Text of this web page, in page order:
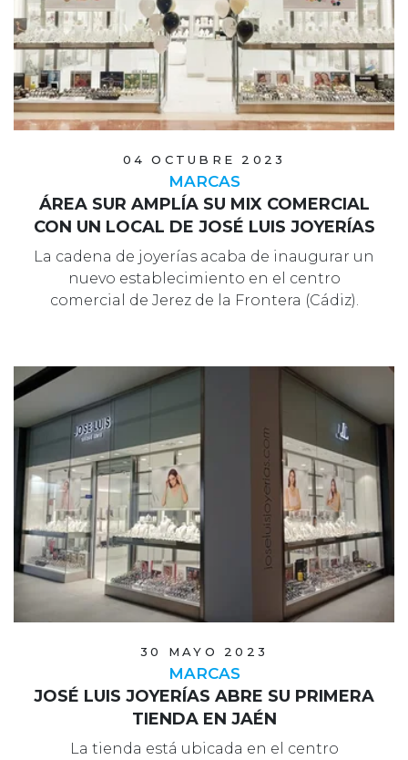
04 OCTUBRE 2023
MARCAS
ÁREA SUR AMPLÍA SU MIX COMERCIAL
CON UN LOCAL DE JOSÉ LUIS JOYERÍAS
La cadena de joyerías acaba de inaugurar un
nuevo establecimiento en el centro
comercial de Jerez de la Frontera (Cádiz).
30 MAYO 2023
MARCAS
JOSÉ LUIS JOYERÍAS ABRE SU PRIMERA
TIENDA EN JAÉN
La tienda está ubicada en el centro